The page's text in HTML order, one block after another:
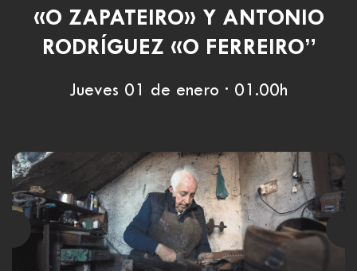
«O ZAPATEIRO» Y ANTONIO
RODRÍGUEZ «O FERREIRO”
Jueves 01 de enero · 01.00h